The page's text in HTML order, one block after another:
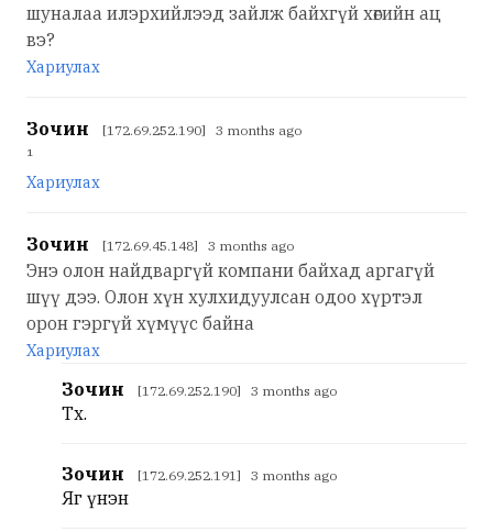
шуналаа илэрхийлээд зайлж байхгүй хөгийн ац
вэ?
Хариулах
Зочин [172.69.252.190] 3 months ago
¹
Хариулах
Зочин [172.69.45.148] 3 months ago
Энэ олон найдваргүй компани байхад аргагүй
шүү дээ. Олон хүн хулхидуулсан одоо хүртэл
орон гэргүй хүмүүс байна
Хариулах
Зочин [172.69.252.190] 3 months ago
Тх.
Зочин [172.69.252.191] 3 months ago
Яг үнэн